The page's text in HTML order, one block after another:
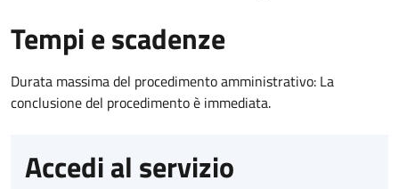
Tempi e scadenze
Durata massima del procedimento amministrativo: La
conclusione del procedimento è immediata.
Accedi al servizio